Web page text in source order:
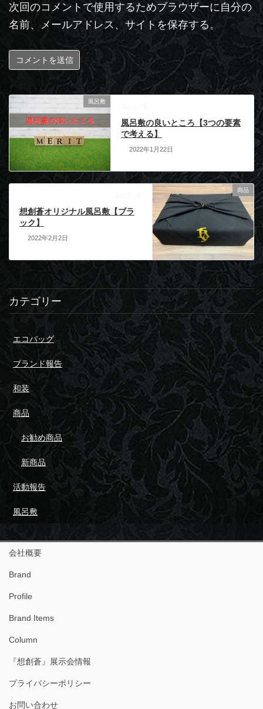
次回のコメントで使用するためブラウザーに自分の
名前、メールアドレス、サイトを保存する。
風呂敷
風呂敷の良いところ【3つの要素
で考える】
2022年1月22日
商品
想創蒼オリジナル風呂敷【ブラ
ック】
2022年2月2日
カテゴリー
エコバッグ
ブランド報告
和装
商品
お勧め商品
新商品
活動報告
風呂敷
会社概要
Brand
Profile
Brand Items
Column
『想創蒼』展示会情報
プライバシーポリシー
お問い合わせ